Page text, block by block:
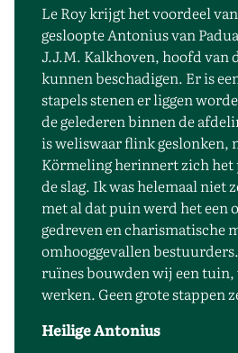
Le Roy krijgt het voordeel
gesloopte Antonius van
J.J.M. Kalkhoven, hoofd van
kunnen beschadigen. Er is
stapels stenen er liggen
de gelederen binnen de
is weliswaar flink geslonken,
Körmeling herinnert zich het
de slag. Ik was helemaal niet
met al dat puin werd het een
gedreven en charismatische
omhooggevallen
ruïnes bouwden wij een tuin,
werken. Geen grote stappen
Heilige Antonius